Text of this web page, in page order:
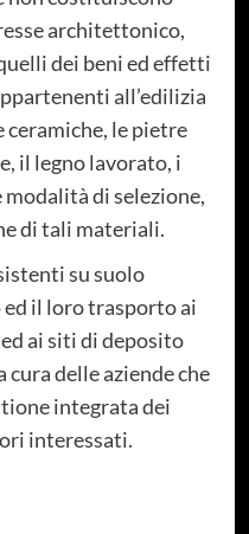
architettonico,
dei beni ed effetti
all’edilizia
le pietre
il legno lavorato, i
di selezione,
di tali materiali.
su suolo
il loro trasporto ai
ai siti di deposito
delle aziende che
integrata dei
interessati.